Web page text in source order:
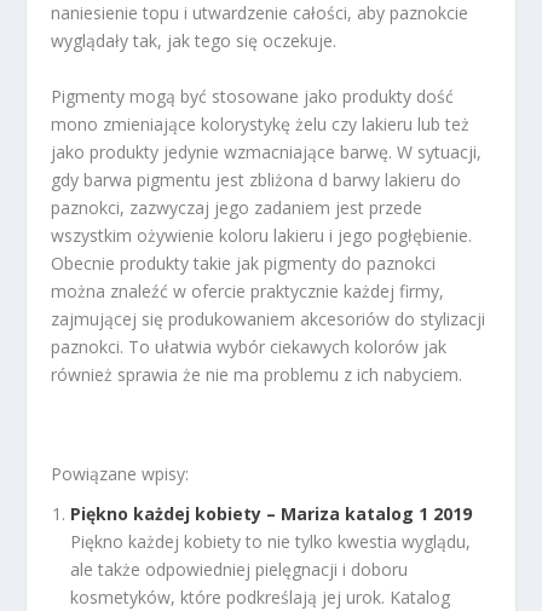
naniesienie topu i utwardzenie całości, aby paznokcie
wyglądały tak, jak tego się oczekuje.
Pigmenty mogą być stosowane jako produkty dość
mono zmieniające kolorystykę żelu czy lakieru lub też
jako produkty jedynie wzmacniające barwę. W sytuacji,
gdy barwa pigmentu jest zbliżona d barwy lakieru do
paznokci, zazwyczaj jego zadaniem jest przede
wszystkim ożywienie koloru lakieru i jego pogłębienie.
Obecnie produkty takie jak pigmenty do paznokci
można znaleźć w ofercie praktycznie każdej firmy,
zajmującej się produkowaniem akcesoriów do stylizacji
paznokci. To ułatwia wybór ciekawych kolorów jak
również sprawia że nie ma problemu z ich nabyciem.
Powiązane wpisy:
Piękno każdej kobiety – Mariza katalog 1 2019
Piękno każdej kobiety to nie tylko kwestia wyglądu,
ale także odpowiedniej pielęgnacji i doboru
kosmetyków, które podkreślają jej urok. Katalog